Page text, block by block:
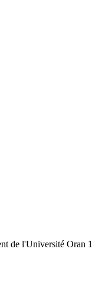
de l'Université Oran 1